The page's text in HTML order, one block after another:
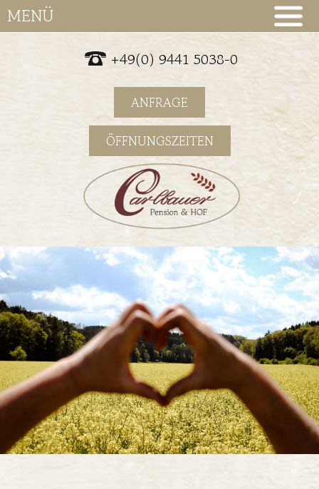
+49(0) 9441 5038-0
ANFRAGE
ÖFFNUNGSZEITEN
MENÜ